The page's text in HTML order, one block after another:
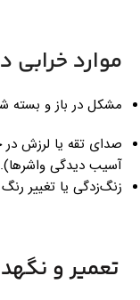
موارد خرابی
مشکل در باز و بسته
صدای تقه یا لرزش
آسیب دیدگی واشرها).
زنگ‌زدگی یا تغییر
تعمیر و